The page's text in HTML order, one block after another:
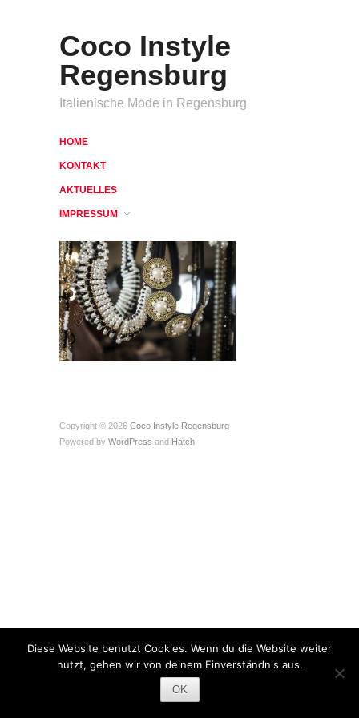
Coco Instyle
Regensburg
Italienische Mode in Regensburg
HOME
KONTAKT
AKTUELLES
IMPRESSUM
Copyright © 2026 Coco Instyle Regensburg
Powered by WordPress and Hatch
Diese Website benutzt Cookies. Wenn du die Website weiter
nutzt, gehen wir von deinem Einverständnis aus.
OK